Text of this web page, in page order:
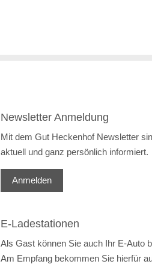
Newsletter Anmeldung
Mit dem Gut Heckenhof Newsletter
aktuell und ganz persönlich informiert.
Anmelden
E-Ladestationen
Als Gast können Sie auch Ihr E-Auto
Am Empfang bekommen Sie hierfür